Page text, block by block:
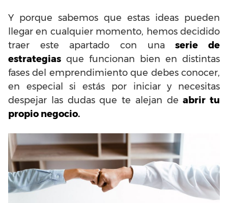
Y porque sabemos que estas ideas pueden
llegar en cualquier momento, hemos decidido
traer este apartado con unaserie de
estrategias que funcionan bien en distintas
fases del emprendimiento que debes conocer,
en especial si estás por iniciar y necesitas
despejar las dudas que te alejan deabrir tu
propio negocio.